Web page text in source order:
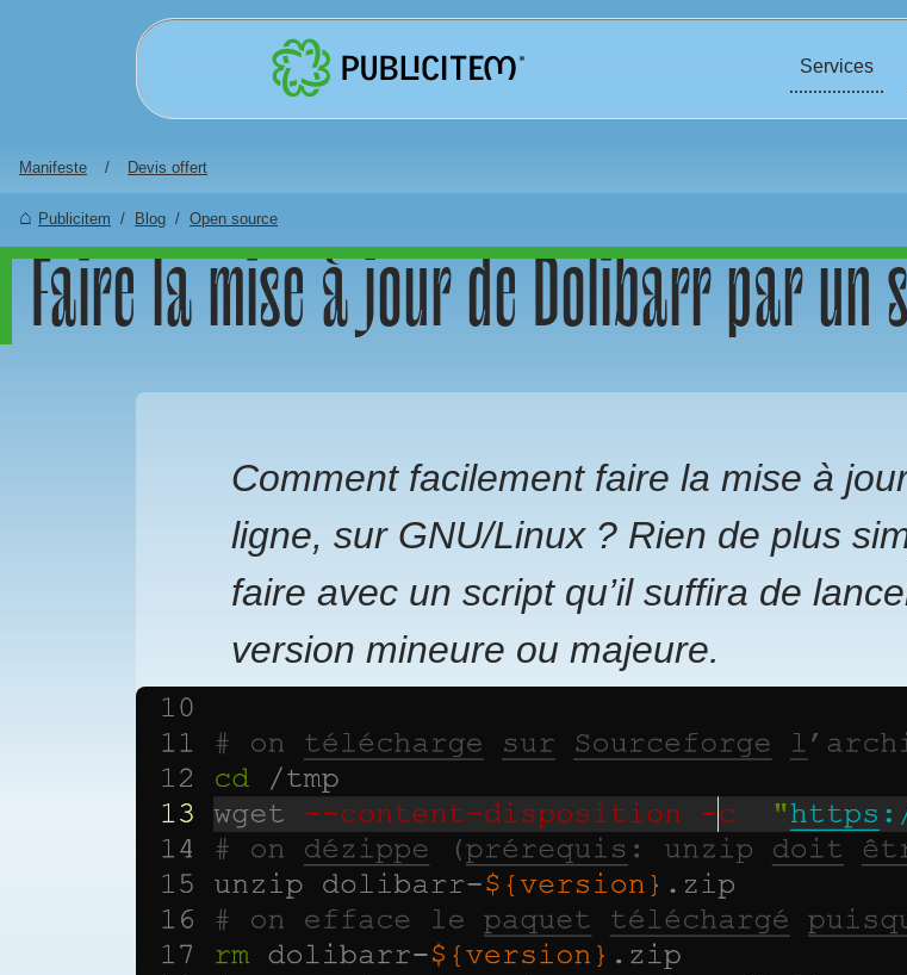
Aller au contenu principal
Services
Manifeste Devis offert
Publicitem Blog Open source
Faire la mise à jour de Dolibarr par un
Image-billet-blog
Comment facilement faire la mise à
ligne, sur GNU/Linux ? Rien de plus
faire avec un script qu’il suffira de
version mineure ou majeure.